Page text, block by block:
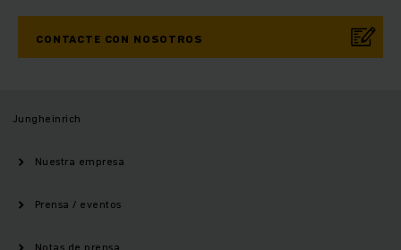
CONTACTE CON NOSOTROS
Jungheinrich
Nuestra empresa
Prensa / eventos
Notas de prensa